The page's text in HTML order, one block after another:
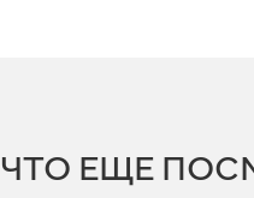
ЧТО ЕЩЕ